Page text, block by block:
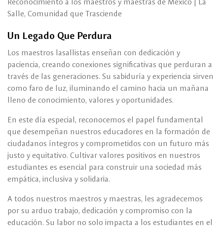
Reconocimiento a los maestros y maestras de México | La
Salle, Comunidad que Trasciende
Un Legado Que Perdura
Los maestros lasallistas enseñan con dedicación y
paciencia, creando conexiones significativas que perduran a
través de las generaciones. Su sabiduría y experiencia sirven
como faro de luz, iluminando el camino hacia un mañana
lleno de conocimiento, valores y oportunidades.
En este día especial, reconocemos el papel fundamental
que desempeñan nuestros educadores en la formación de
ciudadanos íntegros y comprometidos con un futuro más
justo y equitativo. Cultivar valores positivos en nuestros
estudiantes es esencial para construir una sociedad más
empática, inclusiva y solidaria.
A todos nuestros maestros y maestras, les agradecemos
por su arduo trabajo, dedicación y compromiso con la
educación. Su labor no solo impacta a los estudiantes en el